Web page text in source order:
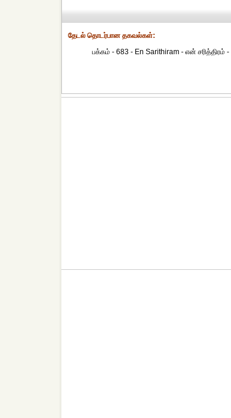
தேட‌ல் தொட‌ர்பான தகவ‌ல்க‌ள்:
பக்கம் - 683 - En Sarithiram - என் சரித்திரம்